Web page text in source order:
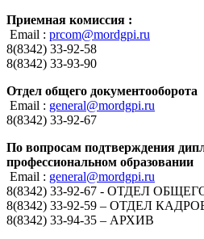
Приемная комиссия :
Email : prcom@mordgpi.ru
8(8342) 33-92-58
8(8342) 33-93-90
Отдел общего документооборота
Email : general@mordgpi.ru
8(8342) 33-92-67
По вопросам подтверждения
профессиональном образовании
Email : general@mordgpi.ru
8(8342) 33-92-67 - ОТДЕЛ
8(8342) 33-92-59 – ОТДЕЛ
8(8342) 33-94-35 – АРХИВ